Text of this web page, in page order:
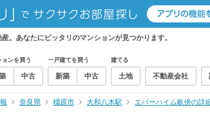
。あなたにピッタリのマンションが見つかります。
ョンを買う
中古
一戸建てを買う
新築 中古
建てる
土地 不動産会社
奈良県 橿原市 大和八木駅 エバーハイム畝傍の詳